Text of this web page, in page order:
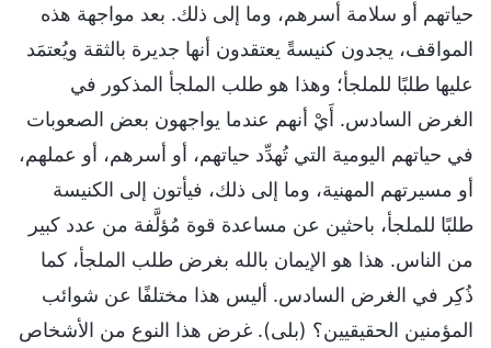
حياتهم أو سلامة أسرهم، وما إلى ذلك. بعد مواجهة هذه
المواقف، يجدون كنيسةً يعتقدون أنها جديرة بالثقة ويُعتمَد
عليها طلبًا للملجأ؛ وهذا هو طلب الملجأ المذكور في
الغرض السادس. أَيْ أنهم عندما يواجهون بعض الصعوبات
في حياتهم اليومية التي تُهدِّد حياتهم، أو أسرهم، أو عملهم،
أو مسيرتهم المهنية، وما إلى ذلك، فيأتون إلى الكنيسة
طلبًا للملجأ، باحثين عن مساعدة قوة مُؤلَّفة من عدد كبير
من الناس. هذا هو الإيمان بالله بغرض طلب الملجأ، كما
ذُكِر في الغرض السادس. أليس هذا مختلفًا عن شوائب
المؤمنين الحقيقيين؟ (بلى). غرض هذا النوع من الأشخاص